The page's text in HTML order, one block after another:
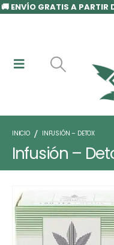
🚚 ENVÍO GRATIS A PARTIR
INICIO INFUSIÓN – DETOX
Infusión –